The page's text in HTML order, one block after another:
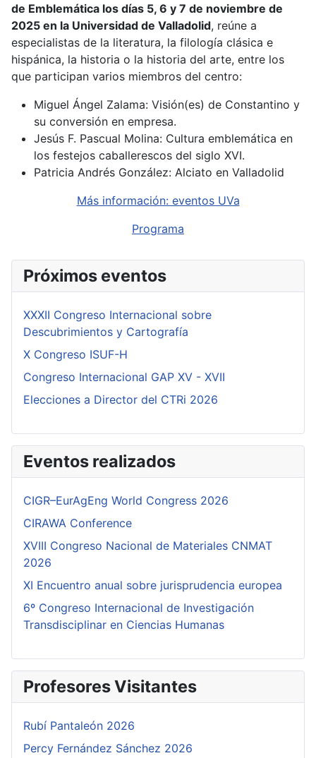
de Emblemática los días 5, 6 y 7 de noviembre de
2025 en la Universidad de Valladolid, reúne a
especialistas de la literatura, la filología clásica e
hispánica, la historia o la historia del arte, entre los
que participan varios miembros del centro:
Miguel Ángel Zalama: Visión(es) de Constantino y
su conversión en empresa.
Jesús F. Pascual Molina: Cultura emblemática en
los festejos caballerescos del siglo XVI.
Patricia Andrés González: Alciato en Valladolid
Más información: eventos UVa
Programa
Próximos eventos
XXXII Congreso Internacional sobre
Descubrimientos y Cartografía
X Congreso ISUF-H
Congreso Internacional GAP XV - XVII
Elecciones a Director del CTRi 2026
Eventos realizados
CIGR–EurAgEng World Congress 2026
CIRAWA Conference
XVIII Congreso Nacional de Materiales CNMAT
2026
XI Encuentro anual sobre jurisprudencia europea
6º Congreso Internacional de Investigación
Transdisciplinar en Ciencias Humanas
Profesores Visitantes
Rubí Pantaleón 2026
Percy Fernández Sánchez 2026